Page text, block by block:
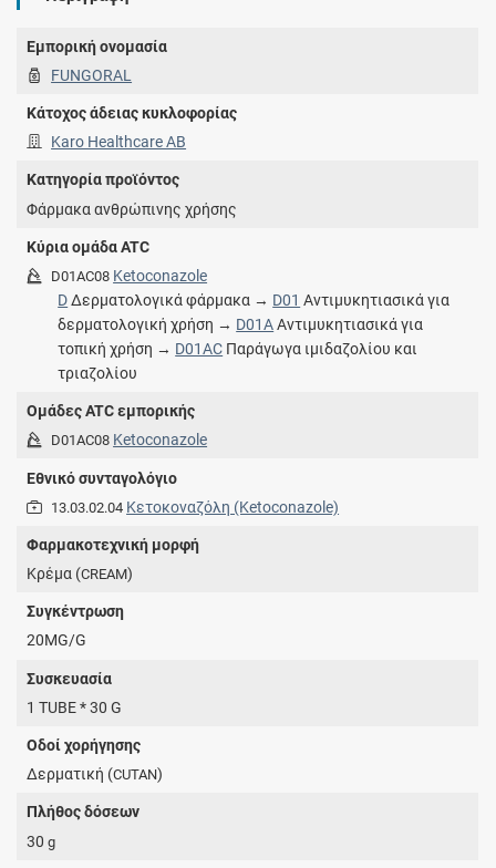
Εμπορική ονομασία
FUNGORAL
Κάτοχος άδειας κυκλοφορίας
Karo Healthcare AB
Κατηγορία προϊόντος
Φάρμακα ανθρώπινης χρήσης
Κύρια ομάδα ATC
D01AC08 Ketoconazole
DΔερματολογικά φάρμακα → D01 Αντιμυκητιασικά για
δερματολογική χρήση → D01AΑντιμυκητιασικά για
τοπική χρήση → D01AC Παράγωγα ιμιδαζολίου και
τριαζολίου
Ομάδες ATC εμπορικής
D01AC08 Ketoconazole
Εθνικό συνταγολόγιο
13.03.02.04 Κετοκοναζόλη (Ketoconazole)
Φαρμακοτεχνική μορφή
Kρέμα (CREAM)
Συγκέντρωση
20MG/G
Συσκευασία
1 TUBE * 30 G
Οδοί χορήγησης
Δερματική (CUTAN)
Πλήθος δόσεων
30g